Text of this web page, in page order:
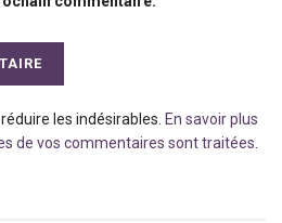
les indésirables. En savoir plus
de vos commentaires sont traitées.